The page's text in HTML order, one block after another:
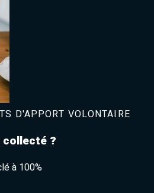
D'APPORT VOLONTAIRE
collecté ?
à 100%